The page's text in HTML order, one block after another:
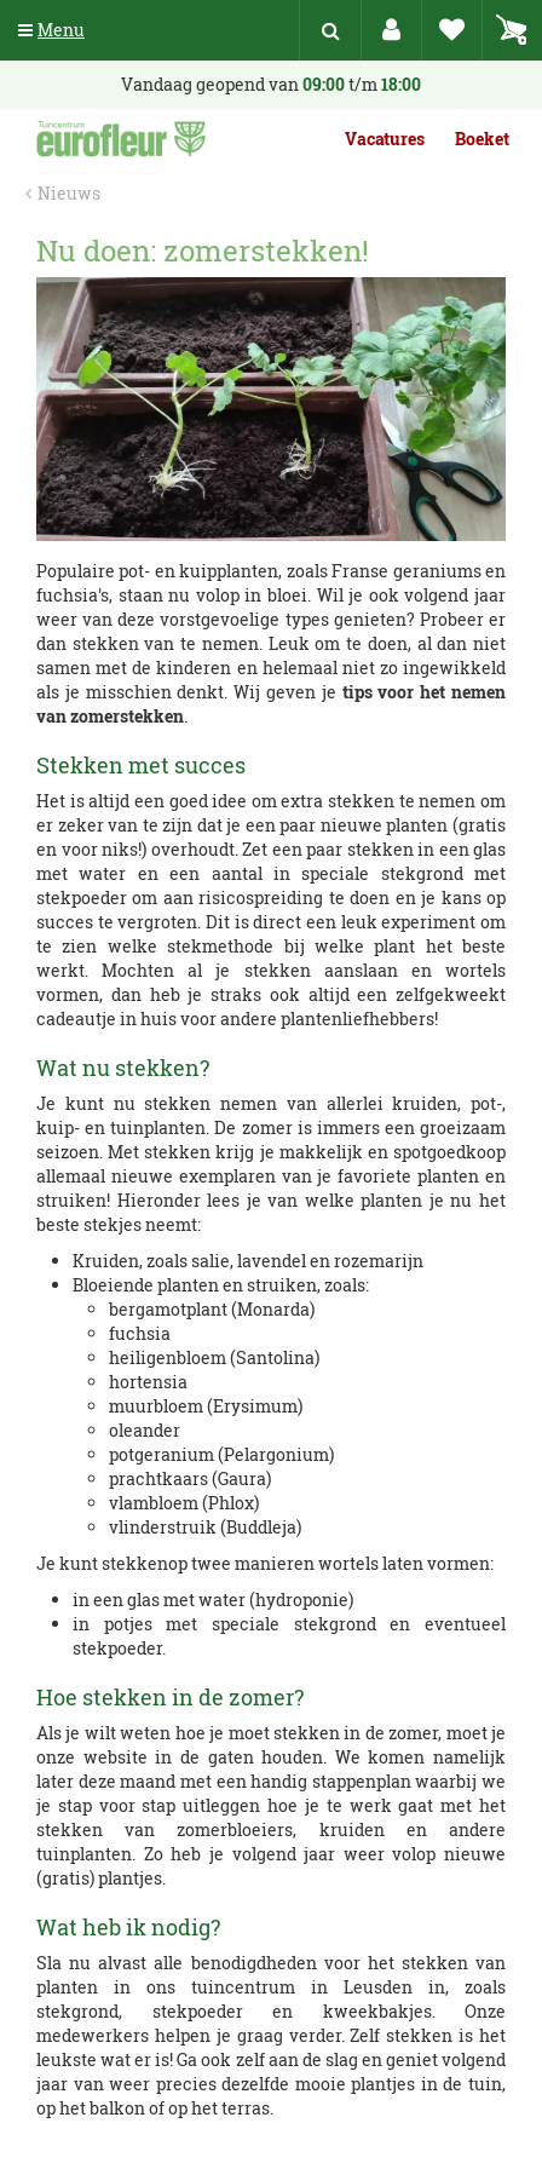
n
Nieuws
Vandaag geopend van09:00t/m18:00
Vacatures Boeket
Nu doen: zomerstekken!
Populaire pot- en kuipplanten, zoals Franse geraniums en
fuchsia's, staan nu volop in bloei. Wil je ook volgend jaar
weer van deze vorstgevoelige types genieten? Probeer er
dan stekken van te nemen. Leuk om te doen, al dan niet
samen met de kinderen en helemaal niet zo ingewikkeld
als je misschien denkt. Wij geven je tips voor het nemen
van zomerstekken.
Stekken met succes
Het is altijd een goed idee om extra stekken te nemen om
er zeker van te zijn dat je een paar nieuwe planten (gratis
en voor niks!) overhoudt. Zet een paar stekken in een glas
met water en een aantal in speciale stekgrond met
stekpoeder om aan risicospreiding te doen en je kans op
succes te vergroten. Dit is direct een leuk experiment om
te zien welke stekmethode bij welke plant het beste
werkt. Mochten al je stekken aanslaan en wortels
vormen, dan heb je straks ook altijd een zelfgekweekt
cadeautje in huis voor andere plantenliefhebbers!
Wat nu stekken?
Je kunt nu stekken nemen van allerlei kruiden, pot-,
kuip- en tuinplanten. De zomer is immers een groeizaam
seizoen. Met stekken krijg je makkelijk en spotgoedkoop
allemaal nieuwe exemplaren van je favoriete planten en
struiken! Hieronder lees je van welke planten je nu het
beste stekjes neemt:
Kruiden, zoals salie, lavendel en rozemarijn
Bloeiende planten en struiken, zoals:
bergamotplant (Monarda)
fuchsia
heiligenbloem (Santolina)
hortensia
muurbloem (Erysimum)
oleander
potgeranium (Pelargonium)
prachtkaars (Gaura)
vlambloem (Phlox)
vlinderstruik (Buddleja)
Je kunt stekkenop twee manieren wortels laten vormen:
in een glas met water (hydroponie)
in potjes met speciale stekgrond en eventueel
stekpoeder.
Hoe stekken in de zomer?
Als je wilt weten hoe je moet stekken in de zomer, moet je
onze website in de gaten houden. We komen namelijk
later deze maand met een handig stappenplan waarbij we
je stap voor stap uitleggen hoe je te werk gaat met het
stekken van zomerbloeiers, kruiden en andere
tuinplanten. Zo heb je volgend jaar weer volop nieuwe
(gratis) plantjes.
Wat heb ik nodig?
Sla nu alvast alle benodigdheden voor het stekken van
planten in ons tuincentrum in Leusden in, zoals
stekgrond, stekpoeder en kweekbakjes. Onze
medewerkers helpen je graag verder. Zelf stekken is het
leukste wat er is! Ga ook zelf aan de slag en geniet volgend
jaar van weer precies dezelfde mooie plantjes in de tuin,
op het balkon of op het terras.
Menu